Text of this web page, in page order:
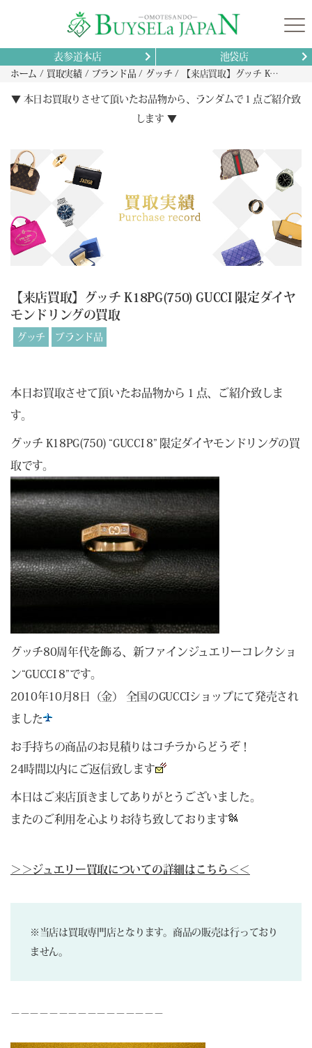
表参道本店 池袋店
ホーム 買取実績 ブランド品 グッチ 【来店買取】グッチ K18PG(750) GUCCI 限定ダイヤモンドリングの買取
▼ 本日お買取りさせて頂いたお品物から、ランダムで１点ご紹介致
します ▼
【来店買取】グッチ K18PG(750) GUCCI 限定ダイヤ
モンドリングの買取
グッチ ブランド品
本日お買取させて頂いたお品物から１点、ご紹介致しま
す。
グッチ K18PG(750) “GUCCI 8” 限定ダイヤモンドリングの買
取です。
グッチ80周年代を飾る、新ファインジュエリーコレクショ
ン“GUCCI 8”です。
2010年10月8日（金） 全国のGUCCIショップにて発売され
ました
お手持ちの商品のお見積りはコチラからどうぞ！
24時間以内にご返信致します
本日はご来店頂きましてありがとうございました。
またのご利用を心よりお待ち致しております
＞＞ジュエリー買取についての詳細はこちら＜＜
※当店は買取専門店となります。商品の販売は行っており
ません。
－－－－－－－－－－－－－－－－